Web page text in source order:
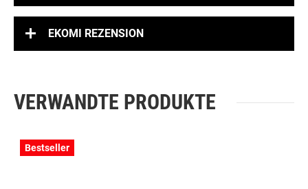
EKOMI REZENSION
VERWANDTE PRODUKTE
Bestseller